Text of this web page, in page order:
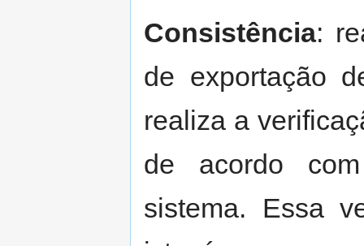
Consistência:
de exportação
realiza a
de acordo
sistema. Essa